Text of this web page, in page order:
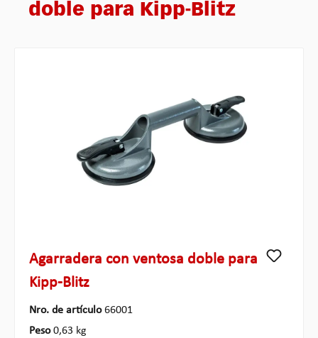
doble para Kipp-Blitz
Agarradera con ventosa doble para
Kipp-Blitz
Nro. de artículo66001
Peso0,63 kg